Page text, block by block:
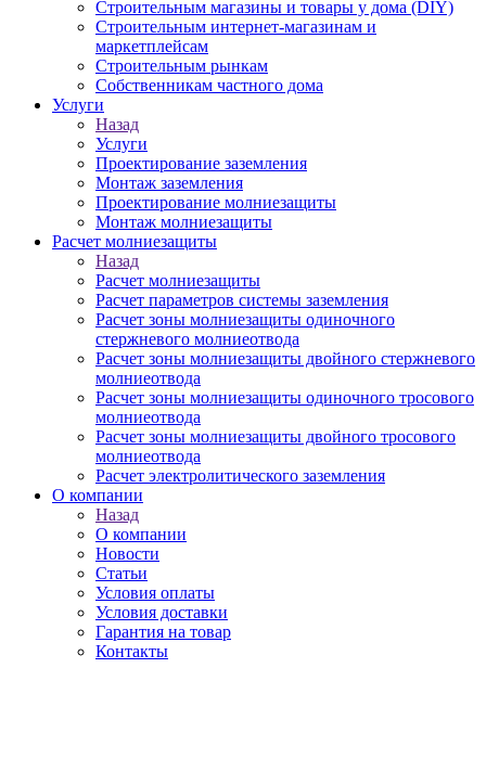
Строительным магазины и товары у дома (DIY)
Строительным интернет-магазинам и
маркетплейсам
Строительным рынкам
Собственникам частного дома
Услуги
Назад
Услуги
Проектирование заземления
Монтаж заземления
Проектирование молниезащиты
Монтаж молниезащиты
Расчет молниезащиты
Назад
Расчет молниезащиты
Расчет параметров системы заземления
Расчет зоны молниезащиты одиночного
стержневого молниеотвода
Расчет зоны молниезащиты двойного стержневого
молниеотвода
Расчет зоны молниезащиты одиночного тросового
молниеотвода
Расчет зоны молниезащиты двойного тросового
молниеотвода
Расчет электролитического заземления
О компании
Назад
О компании
Новости
Статьи
Условия оплаты
Условия доставки
Гарантия на товар
Контакты